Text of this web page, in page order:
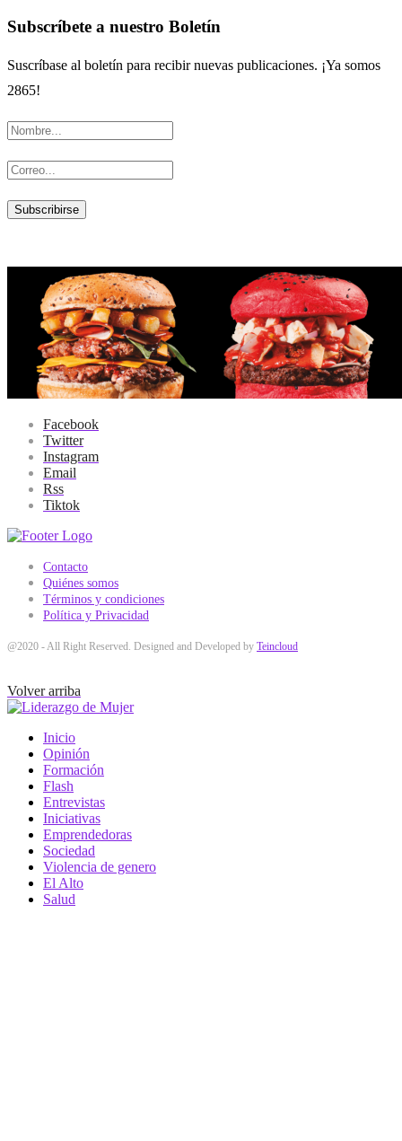
Subscríbete a nuestro Boletín
Suscríbase al boletín para recibir nuevas publicaciones. ¡Ya somos
2865!
Facebook
Twitter
Instagram
Email
Rss
Tiktok
Contacto
Quiénes somos
Términos y condiciones
Política y Privacidad
@2020 - All Right Reserved. Designed and Developed by Teincloud
Volver arriba
Inicio
Opinión
Formación
Flash
Entrevistas
Iniciativas
Emprendedoras
Sociedad
Violencia de genero
El Alto
Salud